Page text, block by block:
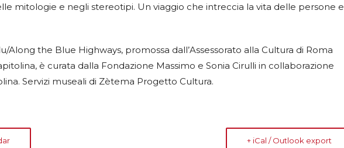
mitologie e negli stereotipi. Un viaggio che intreccia la vita delle persone e
Along the Blue Highways, promossa dall’Assessorato alla Cultura di Roma
è curata dalla Fondazione Massimo e Sonia Cirulli in collaborazione
Servizi museali di Zètema Progetto Cultura.
+ iCal / Outlook export